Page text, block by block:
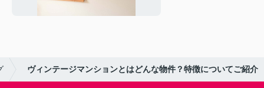
ヴィンテージマンションとはどんな物件？特徴についてご紹介